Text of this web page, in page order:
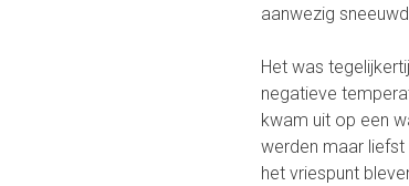
aanwezig
Het was
negatieve
kwam uit op een
werden maar
het vriespunt